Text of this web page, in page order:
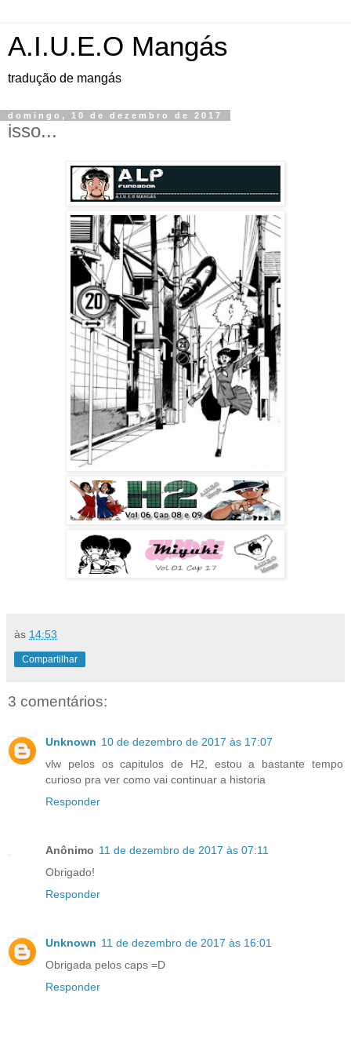
A.I.U.E.O Mangás
tradução de mangás
domingo, 10 de dezembro de 2017
isso...
às 14:53
Compartilhar
3 comentários:
Unknown 10 de dezembro de 2017 às 17:07
vlw pelos os capitulos de H2, estou a bastante tempo
curioso pra ver como vai continuar a historia
Responder
Anônimo 11 de dezembro de 2017 às 07:11
Obrigado!
Responder
Unknown 11 de dezembro de 2017 às 16:01
Obrigada pelos caps =D
Responder